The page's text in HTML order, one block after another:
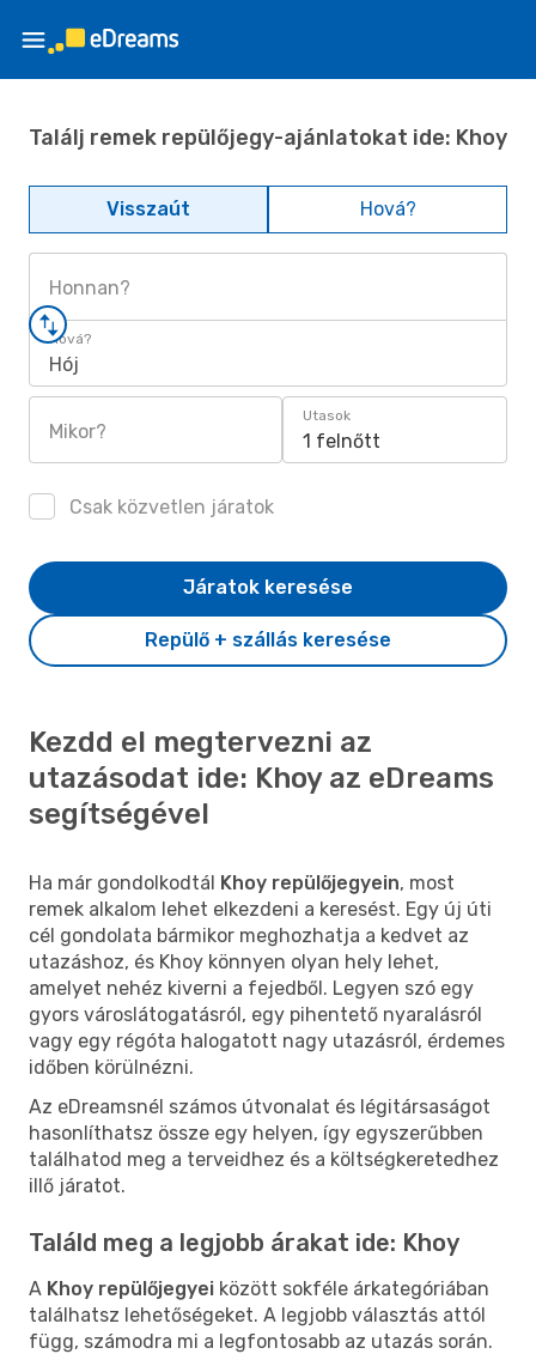
Találj remek repülőjegy-ajánlatokat ide: Khoy
Visszaút Hová?
Honnan?
Hová?
Hój
Mikor?
Utasok
1 felnőtt
Csak közvetlen járatok
Repülő + szállás keresése
Járatok keresése
Kezdd el megtervezni az
utazásodat ide: Khoy az eDreams
segítségével
Ha már gondolkodtál Khoy repülőjegyein, most
remek alkalom lehet elkezdeni a keresést. Egy új úti
cél gondolata bármikor meghozhatja a kedvet az
utazáshoz, és Khoy könnyen olyan hely lehet,
amelyet nehéz kiverni a fejedből. Legyen szó egy
gyors városlátogatásról, egy pihentető nyaralásról
vagy egy régóta halogatott nagy utazásról, érdemes
időben körülnézni.
Az eDreamsnél számos útvonalat és légitársaságot
hasonlíthatsz össze egy helyen, így egyszerűbben
találhatod meg a terveidhez és a költségkeretedhez
illő járatot.
Találd meg a legjobb árakat ide: Khoy
A Khoy repülőjegyei között sokféle árkategóriában
találhatsz lehetőségeket. A legjobb választás attól
függ, számodra mi a legfontosabb az utazás során.